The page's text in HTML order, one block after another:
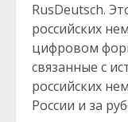
RusDeutsch.
российских
цифровом
связанные с
российских
России и за